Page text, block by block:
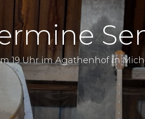
19 Uhr im Agathenhof in